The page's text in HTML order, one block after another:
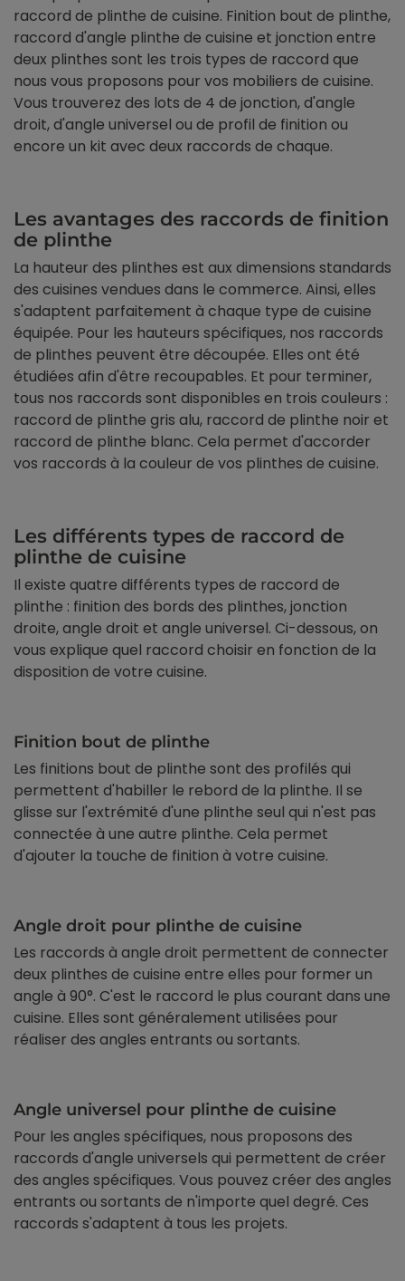
raccord de plinthe de cuisine. Finition bout de plinthe,
raccord d'angle plinthe de cuisine et jonction entre
deux plinthes sont les trois types de raccord que
nous vous proposons pour vos mobiliers de cuisine.
Vous trouverez des lots de 4 de jonction, d'angle
droit, d'angle universel ou de profil de finition ou
encore un kit avec deux raccords de chaque.
Les avantages des raccords de finition
de plinthe
La hauteur des plinthes est aux dimensions standards
des cuisines vendues dans le commerce. Ainsi, elles
s'adaptent parfaitement à chaque type de cuisine
équipée. Pour les hauteurs spécifiques, nos raccords
de plinthes peuvent être découpée. Elles ont été
étudiées afin d'être recoupables. Et pour terminer,
tous nos raccords sont disponibles en trois couleurs :
raccord de plinthe gris alu, raccord de plinthe noir et
raccord de plinthe blanc. Cela permet d'accorder
vos raccords à la couleur de vos plinthes de cuisine.
Les différents types de raccord de
plinthe de cuisine
Il existe quatre différents types de raccord de
plinthe : finition des bords des plinthes, jonction
droite, angle droit et angle universel. Ci-dessous, on
vous explique quel raccord choisir en fonction de la
disposition de votre cuisine.
Finition bout de plinthe
Les finitions bout de plinthe sont des profilés qui
permettent d'habiller le rebord de la plinthe. Il se
glisse sur l'extrémité d'une plinthe seul qui n'est pas
connectée à une autre plinthe. Cela permet
d'ajouter la touche de finition à votre cuisine.
Angle droit pour plinthe de cuisine
Les raccords à angle droit permettent de connecter
deux plinthes de cuisine entre elles pour former un
angle à 90°. C'est le raccord le plus courant dans une
cuisine. Elles sont généralement utilisées pour
réaliser des angles entrants ou sortants.
Angle universel pour plinthe de cuisine
Pour les angles spécifiques, nous proposons des
raccords d'angle universels qui permettent de créer
des angles spécifiques. Vous pouvez créer des angles
entrants ou sortants de n'importe quel degré. Ces
raccords s'adaptent à tous les projets.